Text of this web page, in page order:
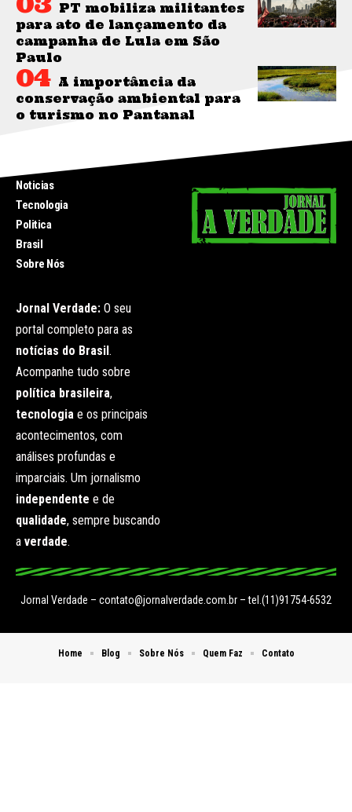
PT mobiliza militantes
para ato de lançamento da
campanha de Lula em São
Paulo
A importância da
conservação ambiental para
o turismo no Pantanal
Noticias
Tecnologia
Politica
Brasil
Sobre Nós
Jornal Verdade: O seu
portal completo para as
notícias do Brasil .
Acompanhe tudo sobre
política brasileira,
tecnologia e os principais
acontecimentos, com
análises profundas e
imparciais. Um jornalismo
independente e de
qualidade, sempre buscando
a verdade.
Jornal Verdade – contato@jornalverdade.com.br – tel.(11)91754-6532
Home Blog Sobre Nós Quem Faz Contato